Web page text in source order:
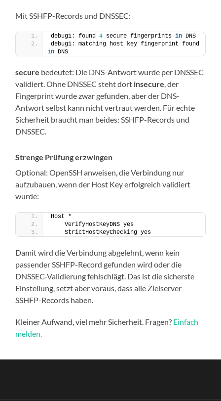
Mit SSHFP-Records und DNSSEC:
debug1: found 4 secure fingerprints in DNS
in DNS
secure bedeutet: Die DNS-Antwort wurde per DNSSEC
validiert. Ohne DNSSEC steht dort insecure, der
Fingerprint wurde zwar gefunden, aber der DNS-
Antwort selbst kann nicht vertraut werden. Für echte
Sicherheit braucht man beides: SSHFP-Records und
DNSSEC.
Strenge Prüfung erzwingen
Optional: OpenSSH anweisen, die Verbindung nur
aufzubauen, wenn der Host Key erfolgreich validiert
wurde:
Host *
    VerifyHostKeyDNS yes
    StrictHostKeyChecking yes
Damit wird die Verbindung abgelehnt, wenn kein
passender SSHFP-Record gefunden wird oder die
DNSSEC-Validierung fehlschlägt. Das ist die sicherste
Einstellung, setzt aber voraus, dass alle Zielserver
SSHFP-Records haben.
Kleiner Aufwand, viel mehr Sicherheit. Fragen? Einfach
melden.